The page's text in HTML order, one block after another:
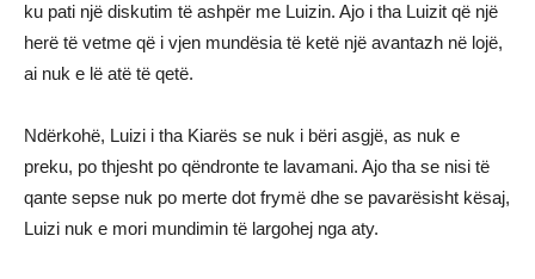
ku pati një diskutim të ashpër me Luizin. Ajo i tha Luizit që një
herë të vetme që i vjen mundësia të ketë një avantazh në lojë,
ai nuk e lë atë të qetë.
Ndërkohë, Luizi i tha Kiarës se nuk i bëri asgjë, as nuk e
preku, po thjesht po qëndronte te lavamani. Ajo tha se nisi të
qante sepse nuk po merte dot frymë dhe se pavarësisht kësaj,
Luizi nuk e mori mundimin të largohej nga aty.